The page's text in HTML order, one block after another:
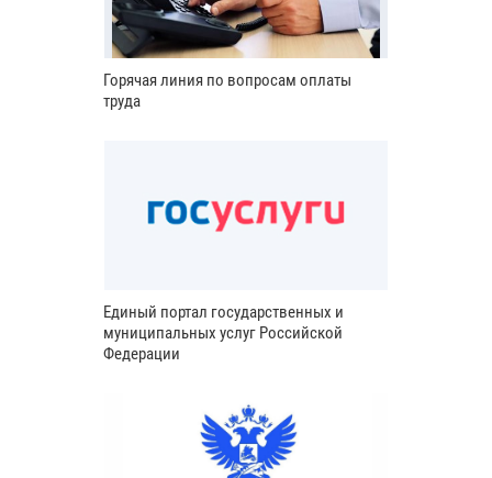
Горячая линия по вопросам оплаты
труда
Единый портал государственных и
муниципальных услуг Российской
Федерации